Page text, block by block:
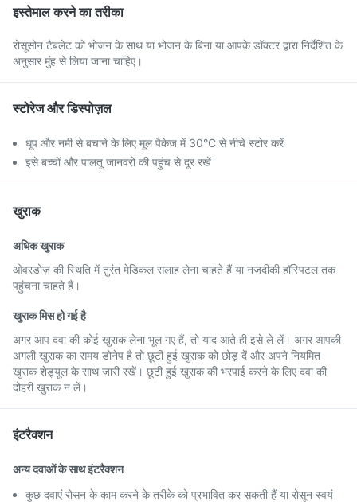
इस्तेमाल करने का तरीका
रोसूसोन टैबलेट को भोजन के साथ या भोजन के बिना या आपके डॉक्टर द्वारा निर्देशित के
अनुसार मुंह से लिया जाना चाहिए।
स्टोरेज और डिस्पोज़ल
धूप और नमी से बचाने के लिए मूल पैकेज में 30°C से नीचे स्टोर करें
इसे बच्चों और पालतू जानवरों की पहुंच से दूर रखें
खुराक
अधिक खुराक
ओवरडोज़ की स्थिति में तुरंत मेडिकल सलाह लेना चाहते हैं या नज़दीकी हॉस्पिटल तक
पहुंचना चाहते हैं।
खुराक मिस हो गई है
अगर आप दवा की कोई खुराक लेना भूल गए हैं, तो याद आते ही इसे ले लें। अगर आपकी
अगली खुराक का समय डोनेप है तो छूटी हुई खुराक को छोड़ दें और अपने नियमित
खुराक शेड्यूल के साथ जारी रखें। छूटी हुई खुराक की भरपाई करने के लिए दवा की
दोहरी खुराक न लें।
इंटरैक्शन
अन्य दवाओं के साथ इंटरैक्शन
कुछ दवाएं रोसन के काम करने के तरीके को प्रभावित कर सकती हैं या रोसून स्वयं